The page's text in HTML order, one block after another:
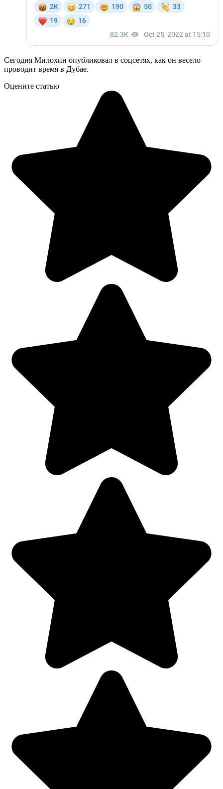
Сегодня Милохин опубликовал в соцсетях, как он весело
проводит время в Дубае.
Оцените статью